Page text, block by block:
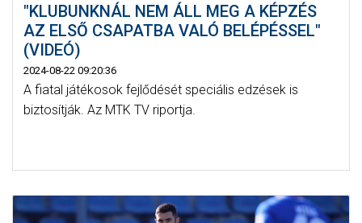
"KLUBUNKNÁL NEM ÁLL MEG A KÉPZÉS
AZ ELSŐ CSAPATBA VALÓ BELÉPÉSSEL"
(VIDEÓ)
2024-08-22 09:20:36
A fiatal játékosok fejlődését speciális edzések is
biztosítják. Az MTK TV riportja.